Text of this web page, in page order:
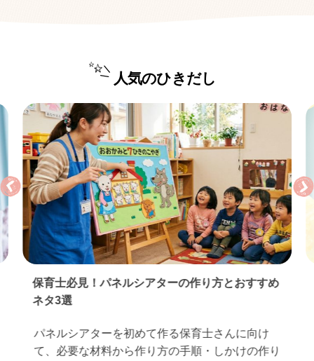
人気のひきだし
保育士必見！パネルシアターの作り方とおすすめ
ネタ3選
パネルシアターを初めて作る保育士さんに向け
て、必要な材料から作り方の手順・しかけの作り